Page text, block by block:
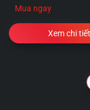
Mua ngay
Xem chi tiết